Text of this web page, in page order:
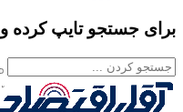
برای جستجو تایپ کرده و Enter را بزنید